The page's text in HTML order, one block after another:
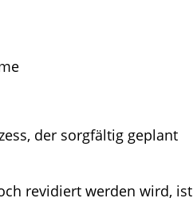
der sorgfältig geplant
revidiert werden wird, ist